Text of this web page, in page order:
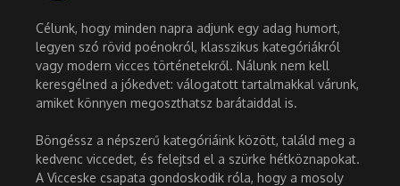
Célunk, hogy minden napra adjunk egy adag humort,
legyen szó rövid poénokról, klasszikus kategóriákról
vagy modern vicces történetekről. Nálunk nem kell
keresgélned a jókedvet: válogatott tartalmakkal várunk,
amiket könnyen megoszthatsz barátaiddal is.
Böngéssz a népszerű kategóriáink között, találd meg a
kedvenc viccedet, és felejtsd el a szürke hétköznapokat.
A Vicceske csapata gondoskodik róla, hogy a mosoly